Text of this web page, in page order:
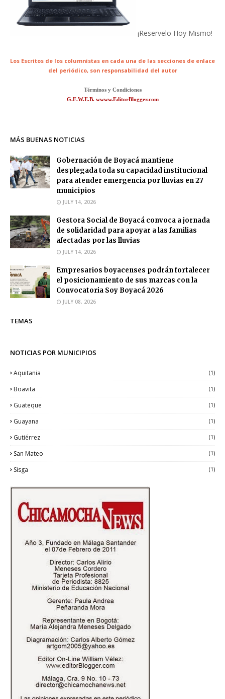
¡Reservelo Hoy Mismo!
Los Escritos de los columnistas en cada una de las secciones de enlace
del periódico, son responsabilidad del autor
Términos y Condiciones
G.E.W.E.B. wwww.EditorBlogger.com
MÁS BUENAS NOTICIAS
Gobernación de Boyacá mantiene
desplegada toda su capacidad institucional
para atender emergencia por lluvias en 27
municipios
JULY 14, 2026
Gestora Social de Boyacá convoca a jornada
de solidaridad para apoyar a las familias
afectadas por las lluvias
JULY 14, 2026
Empresarios boyacenses podrán fortalecer
el posicionamiento de sus marcas con la
Convocatoria Soy Boyacá 2026
JULY 08, 2026
TEMAS
NOTICIAS POR MUNICIPIOS
Aquitania (1)
Boavita (1)
Guateque (1)
Guayana (1)
Gutiérrez (1)
San Mateo (1)
Sisga (1)